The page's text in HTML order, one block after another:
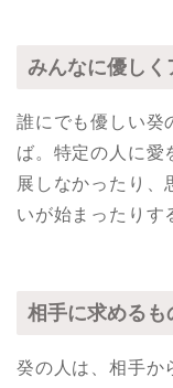
みんなに優し
誰にでも優しい癸
ば。特定の人に愛
展しなかったり、
いが始まったりす
相手に求めるも
癸の人は、相手か